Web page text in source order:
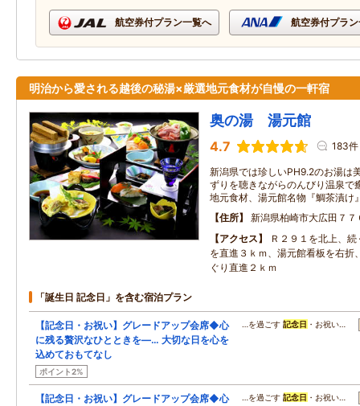
航空券付プラン一覧へ 航空券付プラ
明治から愛される越後の秘湯×厳選地元食材が自慢の一軒宿
奥の湯 湯元館
4.7 183件
新潟県では珍しいPH9.2のお湯は
ずりを聴きながらのんびり温泉
地元食材、湯元館名物『鯛茶漬け
住所
新潟県柏崎市大広田７７
アクセス
Ｒ２９１を北上、
を直進３ｋｍ、湯元館看板を右折
ぐり直進２ｋｍ
「誕生日 記念日」を含む宿泊プラン
【記念日・お祝い】グレードアップ会席◆心
に残る贅沢なひとときを―… 大切な日を心を
込めておもてなし
ポイント2%
…を過ごす記念日 ・お祝い…
【記念日・お祝い】グレードアップ会席◆心
…を過ごす記念日 ・お祝い…